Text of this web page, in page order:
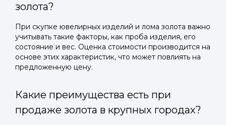
золота?
При скупке ювелирных изделий и лома золота важно
учитывать такие факторы, как проба изделия, его
состояние и вес. Оценка стоимости производится на
основе этих характеристик, что может повлиять на
предложенную цену.
Какие преимущества есть при
продаже золота в крупных городах?